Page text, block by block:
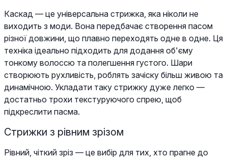
Каскад — це універсальна стрижка, яка ніколи не
виходить з моди. Вона передбачає створення пасом
різної довжини, що плавно переходять одне в одне. Ця
техніка ідеально підходить для додання об'єму
тонкому волоссю та полегшення густого. Шари
створюють рухливість, роблять зачіску більш живою та
динамічною. Укладати таку стрижку дуже легко —
достатньо трохи текстуруючого спрею, щоб
підкреслити пасма.
Стрижки з рівним зрізом
Рівний, чіткий зріз — це вибір для тих, хто прагне до